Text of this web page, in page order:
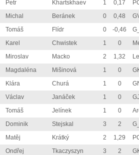
Petr Khartskhaev 1 0,17
Michal Beránek 0 0,48
Tomáš Flídr 0 -0,46
Karel Chwistek 1 0
Miroslav Macko 2 1,32
Magdaléna Mišinová 1 0
Klára Churá 1 0
Václav Janáček 1 0
Tomáš Jelínek 1 0
Dominik Stejskal 3 2
Matěj Krátký 2 1,29
Ondřej Tkaczyszyn 3 2